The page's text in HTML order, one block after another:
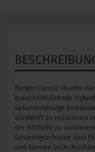
Berger Classic Hunter-
branchenführende
Sekantendesign
Winddrift zu reduzieren
der Sitztiefe zu
Gewehrgeschosse sind
und können beim